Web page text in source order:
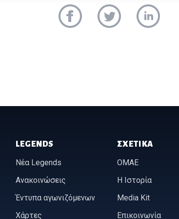
LEGENDS
Νέα Legends
Ανακοινώσεις
Έντυπα αγωνιζόμενων
Χάρτες
ΣΧΕΤΙΚΆ
ΟΜΑΕ
Η Ιστορία
Media Kit
Επικοινωνία